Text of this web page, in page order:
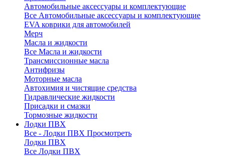
Автомобильные аксессуары и комплектующие
Все Автомобильные аксессуары и комплектующие
EVA коврики для автомобилей
Мерч
Масла и жидкости
Все Масла и жидкости
Трансмиссионные масла
Антифризы
Моторные масла
Автохимия и чистящие средства
Гидравлические жидкости
Присадки и смазки
Тормозные жидкости
Лодки ПВХ
Все - Лодки ПВХ Просмотреть
Лодки ПВХ
Все Лодки ПВХ